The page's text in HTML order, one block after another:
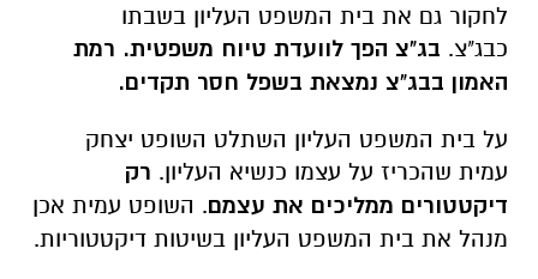
לחקור גם את בית המשפט העליון בשבתו
כבג"צ. בג"צ הפך לוועדת טיוח משפטית. רמת
האמון בבג"צ נמצאת בשפל חסר תקדים.
על בית המשפט העליון השתלט השופט יצחק
עמית שהכריז על עצמו כנשיא העליון. רק
דיקטטורים ממליכים את עצמם. השופט עמית אכן
מנהל את בית המשפט העליון בשיטות דיקטטוריות.